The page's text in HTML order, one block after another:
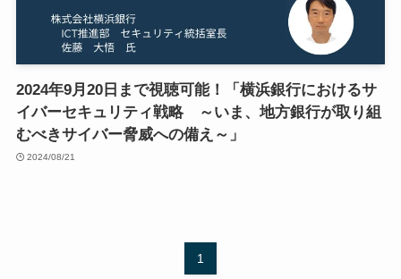
2024年9月20日まで視聴可能！「横浜銀行におけるサ
イバーセキュリティ戦略 ～いま、地方銀行が取り組
むべきサイバー脅威への備え～」
2024/08/21
1